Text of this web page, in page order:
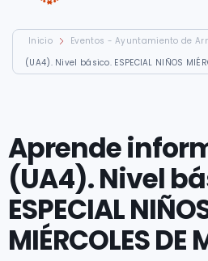
Inicio Eventos - Ayuntamiento de
(UA4). Nivel básico. ESPECIAL NIÑOS
Aprende
(UA4). Nivel
ESPECIAL
MIÉRCOLES DE